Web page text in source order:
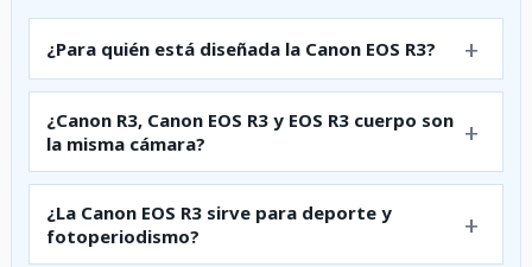
¿Para quién está diseñada la Canon EOS R3?
¿Canon R3, Canon EOS R3 y EOS R3 cuerpo son
la misma cámara?
¿La Canon EOS R3 sirve para deporte y
fotoperiodismo?